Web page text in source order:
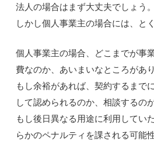
法人の場合はまず大丈夫でしょう。
しかし個人事業主の場合には、と
個人事業主の場合、どこまでが事
費なのか、あいまいなところがあり
もし余裕があれば、契約するまで
して認められるのか、相談するの
もし後日異なる用途に利用してい
らかのペナルティを課される可能